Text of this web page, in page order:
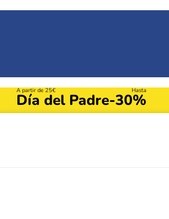
A partir de 25€
Día del Padre
Hasta
-30%